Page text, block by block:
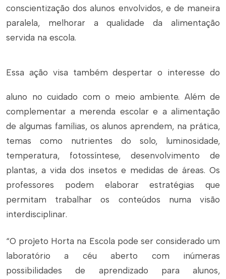
conscientização dos alunos envolvidos, e de maneira
paralela, melhorar a qualidade da alimentação
servida na escola.
Essa ação visa também despertar o interesse do
aluno no cuidado com o meio ambiente. Além de
complementar a merenda escolar e a alimentação
de algumas famílias, os alunos aprendem, na prática,
temas como nutrientes do solo, luminosidade,
temperatura, fotossíntese, desenvolvimento de
plantas, a vida dos insetos e medidas de áreas. Os
professores podem elaborar estratégias que
permitam trabalhar os conteúdos numa visão
interdisciplinar.
“O projeto Horta na Escola pode ser considerado um
laboratório a céu aberto com inúmeras
possibilidades de aprendizado para alunos,